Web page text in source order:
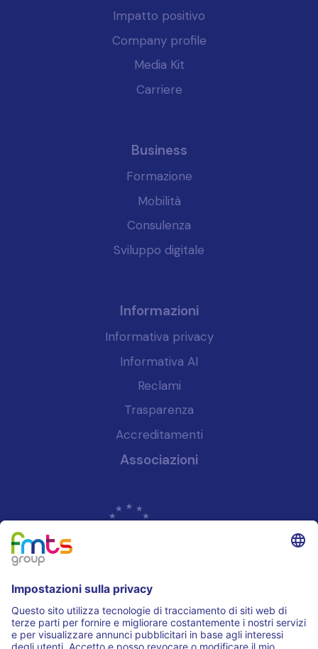
Impatto positivo
Company profile
Media Kit
Carriere
Business
Formazione
Mobilità
Consulenza
Sviluppo digitale
Informazioni
Informativa privacy
Informativa AI
Reclami
Trasparenza
Accreditamenti
Associazioni